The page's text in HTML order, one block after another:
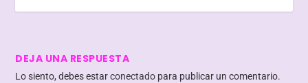
DEJA UNA RESPUESTA
Lo siento, debes estarconectado para publicar un comentario.